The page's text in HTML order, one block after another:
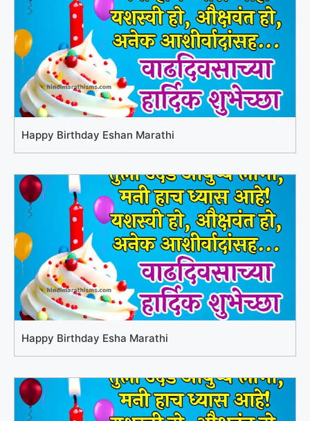
Happy Birthday Eshan Marathi
Happy Birthday Esha Marathi